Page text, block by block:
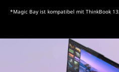
*Magic Bay ist kompatibel mit ThinkBook